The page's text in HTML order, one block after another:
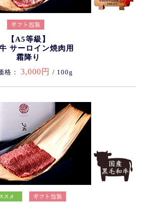
【A5等級】
サーロイン焼肉用
霜降り
格： 3,000円 / 100g